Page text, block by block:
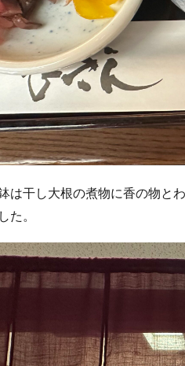
は干し大根の煮物に香の物と
た。